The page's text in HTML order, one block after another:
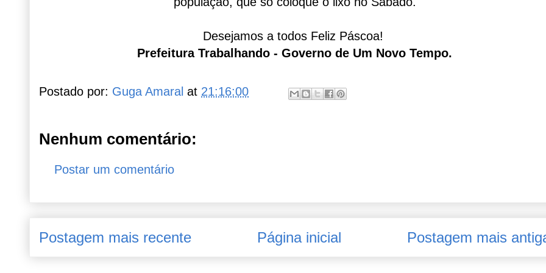
Desejamos a todos Feliz Páscoa!
Prefeitura Trabalhando - Governo de Um Novo Tempo.
Postado por: Guga Amaral at 21:16:00
Nenhum comentário:
Postar um comentário
Postagem mais recente Postagem mais
Página inicial